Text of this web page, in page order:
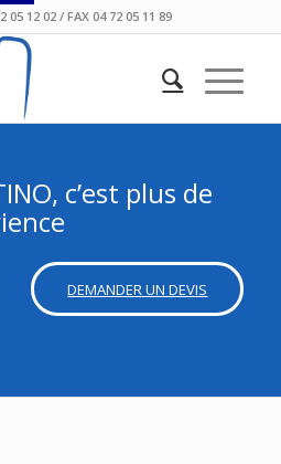
05 12 02 / FAX 04 72 05 11 89
c’est plus de
DEMANDER UN DEVIS